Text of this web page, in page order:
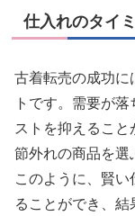
仕入れのタイ
古着転売の成功に
トです。需要が
ストを抑えるこ
節外れの商品を選
このように、賢
ることができ、結